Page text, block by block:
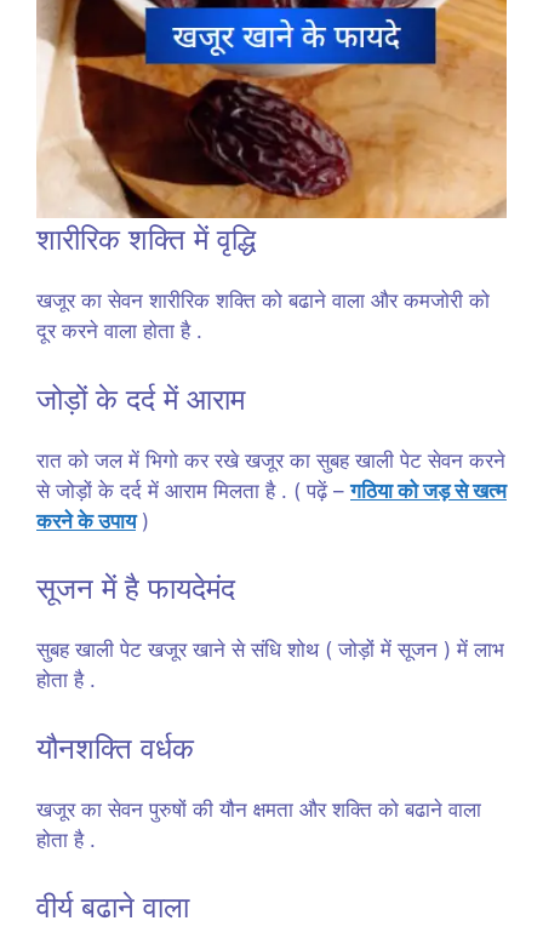
शारीरिक शक्ति में वृद्धि
खजूर का सेवन शारीरिक शक्ति को बढाने वाला और कमजोरी को
दूर करने वाला होता है .
जोड़ों के दर्द में आराम
रात को जल में भिगो कर रखे खजूर का सुबह खाली पेट सेवन करने
से जोड़ों के दर्द में आराम मिलता है . ( पढ़ें –गठिया को जड़ से खत्म
करने के उपाय)
सूजन में है फायदेमंद
सुबह खाली पेट खजूर खाने से संधि शोथ ( जोड़ों में सूजन ) में लाभ
होता है .
यौनशक्ति वर्धक
खजूर का सेवन पुरुषों की यौन क्षमता और शक्ति को बढाने वाला
होता है .
वीर्य बढाने वाला